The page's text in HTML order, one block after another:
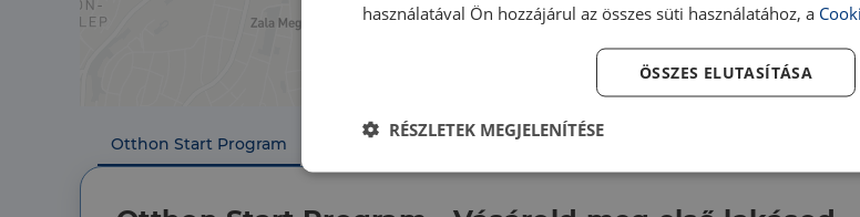
Otthon Start Program Lakossági jelzálog
használatával Ön hozzájárul az összes süti használatához, a
ÖSSZES ELUTASÍTÁSA
RÉSZLETEK MEGJELENÍTÉSE
Elengedhetetlenül
Teljesítmény